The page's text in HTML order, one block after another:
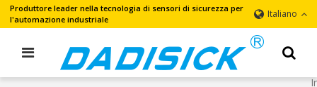
Produttore leader nella tecnologia di sensori di sicurezza per
l'automazione industriale
Italiano